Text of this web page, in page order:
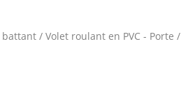
/ Volet roulant en PVC - Porte /